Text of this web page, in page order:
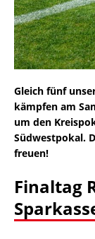
Gleich fünf
kämpfen am
um den
Südwestpokal.
freuen!
Finaltag